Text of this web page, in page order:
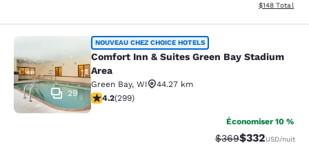
Afficher les
$148 Total
Comfort Inn & Suites Green Bay
29
NOUVEAU CHEZ CHOICE HOTELS
Comfort Inn & Suites Green Bay Stadium
Area
Green Bay, WI
44.27 km
4.19 étoiles. Très bon. 299 commentaires
4.2(299)
Économiser 10 %
Tarif barré :
$369Tarif réduit :
$332USD/nuit